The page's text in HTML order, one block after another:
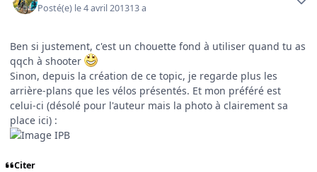
Posté(e) le 4 avril 201313 a
Ben si justement, c'est un chouette fond à utiliser quand tu as
qqch à shooter
Sinon, depuis la création de ce topic, je regarde plus les
arrière-plans que les vélos présentés. Et mon préféré est
celui-ci (désolé pour l'auteur mais la photo à clairement sa
place ici) :
Citer